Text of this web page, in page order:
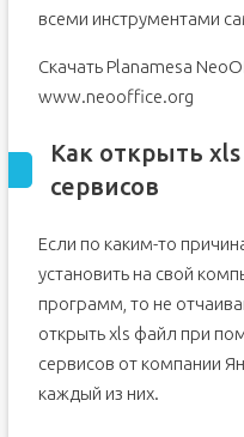
всеми инструментами
Скачать Planamesa
www.neooffice.org
Как открыть
сервисов
Если по каким-то
установить на свой
программ, то не
открыть xls файл при
сервисов от компании
каждый из них.